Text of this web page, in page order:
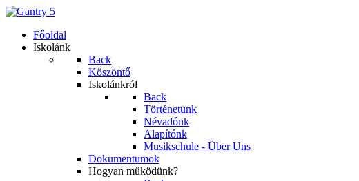
Főoldal
Iskolánk
Back
Köszöntő
Iskolánkról
Back
Történetünk
Névadónk
Alapítónk
Musikschule - Über Uns
Dokumentumok
Hogyan működünk?